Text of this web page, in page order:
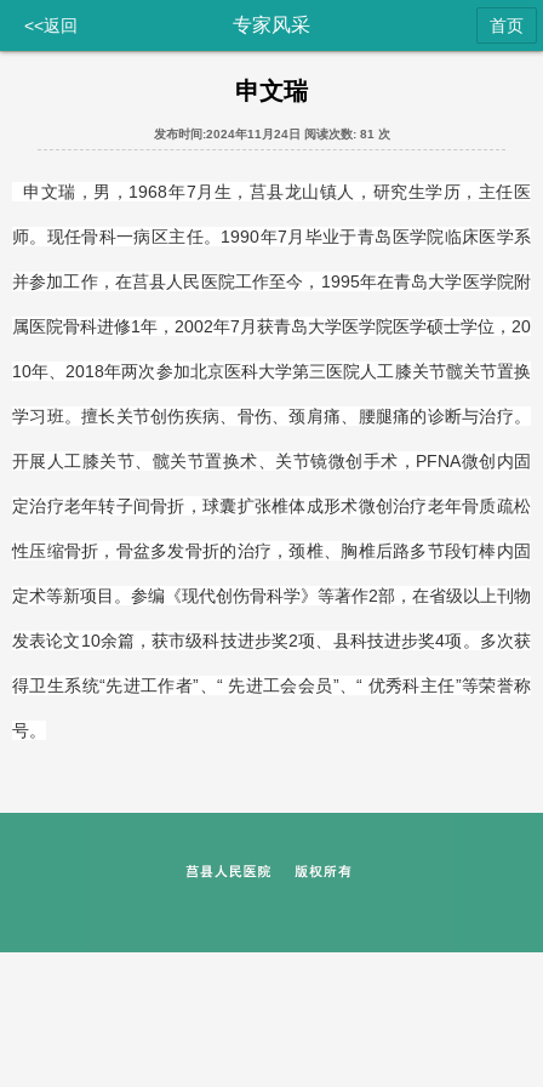
<<返回 专家风采 首页
申文瑞
发布时间:2024年11月24日 阅读次数: 81 次
申文瑞，男，1968年7月生，莒县龙山镇人，研究生学历，主任医
师。现任骨科一病区主任。1990年7月毕业于青岛医学院临床医学系
并参加工作，在莒县人民医院工作至今，1995年在青岛大学医学院附
属医院骨科进修1年，2002年7月获青岛大学医学院医学硕士学位，20
10年、2018年两次参加北京医科大学第三医院人工膝关节髋关节置换
学习班。擅长关节创伤疾病、骨伤、颈肩痛、腰腿痛的诊断与治疗。
开展人工膝关节、髋关节置换术、关节镜微创手术，PFNA微创内固
定治疗老年转子间骨折，球囊扩张椎体成形术微创治疗老年骨质疏松
性压缩骨折，骨盆多发骨折的治疗，颈椎、胸椎后路多节段钉棒内固
定术等新项目。参编《现代创伤骨科学》等著作2部，在省级以上刊物
发表论文10余篇，获市级科技进步奖2项、县科技进步奖4项。多次获
得卫生系统“先进工作者”、“ 先进工会会员”、“ 优秀科主任”等荣誉称
号。